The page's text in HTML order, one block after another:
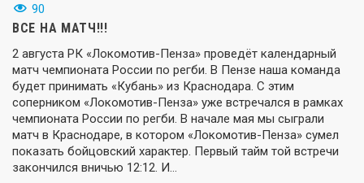
90
ВСЕ НА МАТЧ!!!
2 августа РК «Локомотив-Пенза» проведёт календарный
матч чемпионата России по регби. В Пензе наша команда
будет принимать «Кубань» из Краснодара. С этим
соперником «Локомотив-Пенза» уже встречался в рамках
чемпионата России по регби. В начале мая мы сыграли
матч в Краснодаре, в котором «Локомотив-Пенза» сумел
показать бойцовский характер. Первый тайм той встречи
закончился вничью 12:12. И…